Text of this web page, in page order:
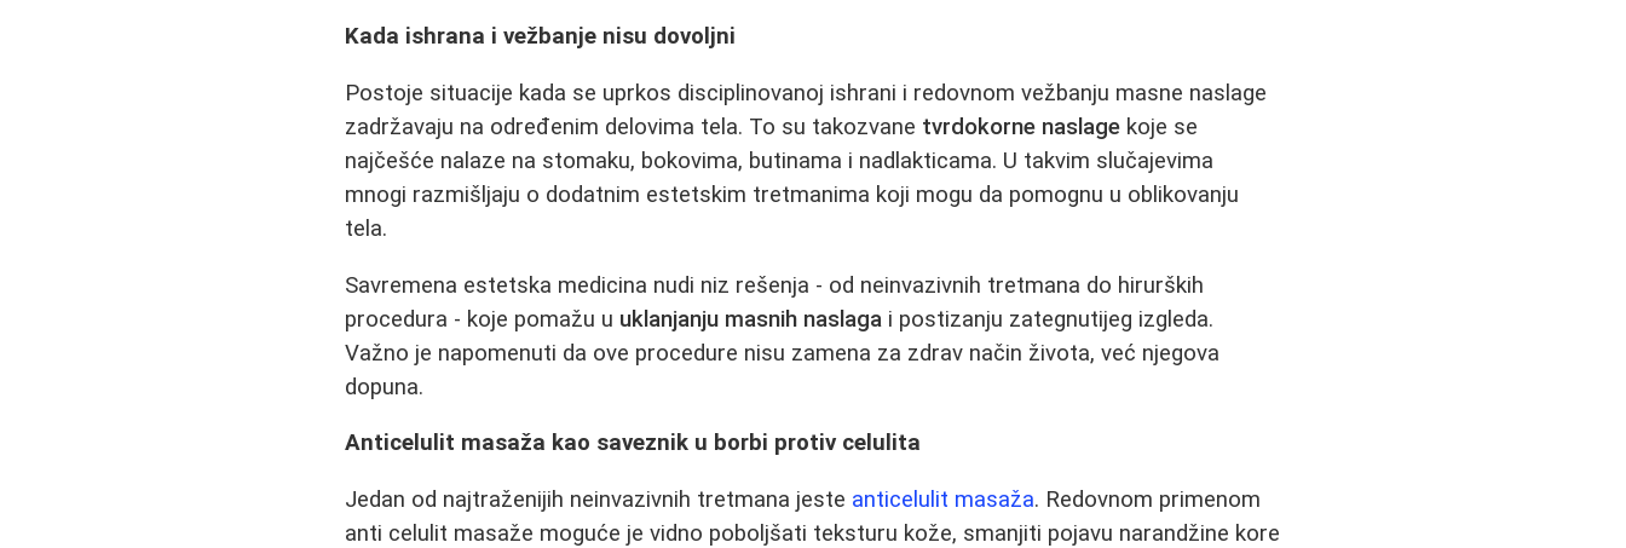
Kada ishrana i vežbanje nisu dovoljni
Postoje situacije kada se uprkos disciplinovanoj ishrani i redovnom vežbanju masne naslage
zadržavaju na određenim delovima tela. To su takozvane tvrdokorne naslage koje se
najčešće nalaze na stomaku, bokovima, butinama i nadlakticama. U takvim slučajevima
mnogi razmišljaju o dodatnim estetskim tretmanima koji mogu da pomognu u oblikovanju
tela.
Savremena estetska medicina nudi niz rešenja - od neinvazivnih tretmana do hirurških
procedura - koje pomažu u uklanjanju masnih naslaga i postizanju zategnutijeg izgleda.
Važno je napomenuti da ove procedure nisu zamena za zdrav način života, već njegova
dopuna.
Anticelulit masaža kao saveznik u borbi protiv celulita
Jedan od najtraženijih neinvazivnih tretmana jeste anticelulit masaža. Redovnom primenom
anti celulit masaže moguće je vidno poboljšati teksturu kože, smanjiti pojavu narandžine kore